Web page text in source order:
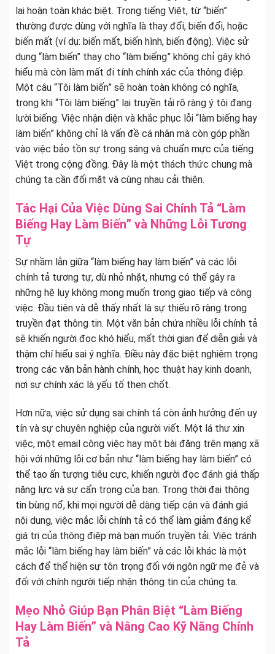
lại hoàn toàn khác biệt. Trong tiếng Việt, từ “biến”
thường được dùng với nghĩa là thay đổi, biến đổi, hoặc
biến mất (ví dụ: biến mất, biến hình, biến động). Việc sử
dụng “làm biến” thay cho “làm biếng” không chỉ gây khó
hiểu mà còn làm mất đi tính chính xác của thông điệp.
Một câu “Tôi làm biến” sẽ hoàn toàn không có nghĩa,
trong khi “Tôi làm biếng” lại truyền tải rõ ràng ý tôi đang
lười biếng. Việc nhận diện và khắc phục lỗi “làm biếng hay
làm biến” không chỉ là vấn đề cá nhân mà còn góp phần
vào việc bảo tồn sự trong sáng và chuẩn mực của tiếng
Việt trong cộng đồng. Đây là một thách thức chung mà
chúng ta cần đối mặt và cùng nhau cải thiện.
Tác Hại Của Việc Dùng Sai Chính Tả “Làm
Biếng Hay Làm Biến” và Những Lỗi Tương
Tự
Sự nhầm lẫn giữa “làm biếng hay làm biến” và các lỗi
chính tả tương tự, dù nhỏ nhặt, nhưng có thể gây ra
những hệ lụy không mong muốn trong giao tiếp và công
việc. Đầu tiên và dễ thấy nhất là sự thiếu rõ ràng trong
truyền đạt thông tin. Một văn bản chứa nhiều lỗi chính tả
sẽ khiến người đọc khó hiểu, mất thời gian để diễn giải và
thậm chí hiểu sai ý nghĩa. Điều này đặc biệt nghiêm trọng
trong các văn bản hành chính, học thuật hay kinh doanh,
nơi sự chính xác là yếu tố then chốt.
Hơn nữa, việc sử dụng sai chính tả còn ảnh hưởng đến uy
tín và sự chuyên nghiệp của người viết. Một lá thư xin
việc, một email công việc hay một bài đăng trên mạng xã
hội với những lỗi cơ bản như “làm biếng hay làm biến” có
thể tạo ấn tượng tiêu cực, khiến người đọc đánh giá thấp
năng lực và sự cẩn trọng của bạn. Trong thời đại thông
tin bùng nổ, khi mọi người dễ dàng tiếp cận và đánh giá
nội dung, việc mắc lỗi chính tả có thể làm giảm đáng kể
giá trị của thông điệp mà bạn muốn truyền tải. Việc tránh
mắc lỗi “làm biếng hay làm biến” và các lỗi khác là một
cách để thể hiện sự tôn trọng đối với ngôn ngữ mẹ đẻ và
đối với chính người tiếp nhận thông tin của chúng ta.
Mẹo Nhỏ Giúp Bạn Phân Biệt “Làm Biếng
Hay Làm Biến” và Nâng Cao Kỹ Năng Chính
Tả